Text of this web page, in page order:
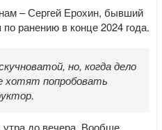
– Сергей Ерохин, бывший
ранению в конце 2024 года.
но, когда дело
хотят попробовать
до вечера. Вообще